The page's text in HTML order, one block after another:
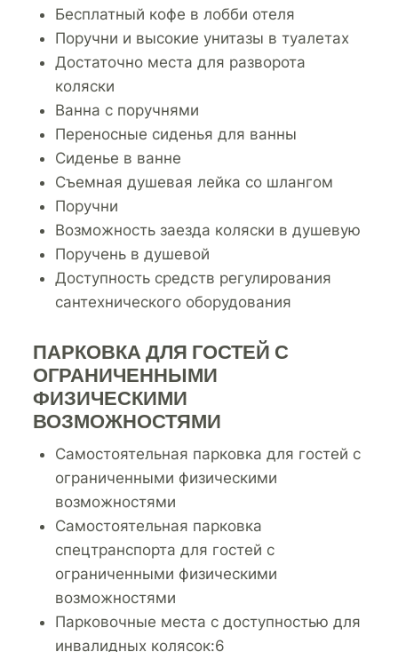
Бесплатный кофе в лобби отеля
Поручни и высокие унитазы в туалетах
Достаточно места для разворота
коляски
Ванна с поручнями
Переносные сиденья для ванны
Сиденье в ванне
Съемная душевая лейка со шлангом
Поручни
Возможность заезда коляски в душевую
Поручень в душевой
Доступность средств регулирования
сантехнического оборудования
ПАРКОВКА ДЛЯ ГОСТЕЙ С
ОГРАНИЧЕННЫМИ
ФИЗИЧЕСКИМИ
ВОЗМОЖНОСТЯМИ
Самостоятельная парковка для гостей с
ограниченными физическими
возможностями
Самостоятельная парковка
спецтранспорта для гостей с
ограниченными физическими
возможностями
Парковочные места с доступностью для
инвалидных колясок:6